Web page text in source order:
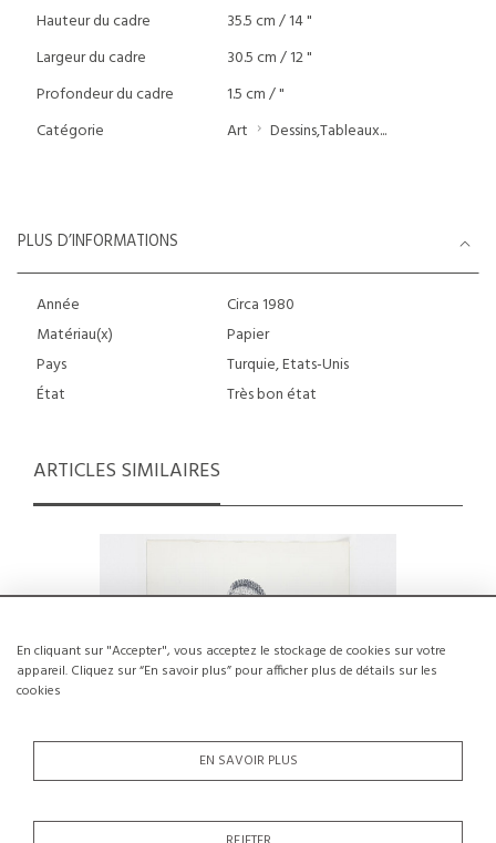
En cliquant sur "Accepter", vous acceptez le stockage de cookies sur votre
appareil. Cliquez sur “En savoir plus” pour afficher plus de détails sur les
cookies
EN SAVOIR PLUS
Hauteur du cadre
35.5 cm / 14 "
Largeur du cadre
30.5 cm / 12 "
Profondeur du cadre
1.5 cm / "
Catégorie
Art Dessins,Tableaux...
PLUS D’INFORMATIONS
Année
Circa 1980
Matériau(x)
Papier
Pays
Turquie, Etats-Unis
État
Très bon état
ARTICLES SIMILAIRES